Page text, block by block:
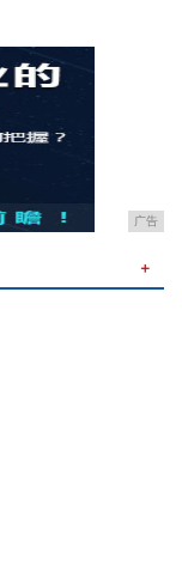
广告
＋